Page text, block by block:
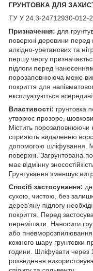
ГРУНТОВКА ДЛЯ
ТУ У 24.3-24712930-012-
Призначення: для
поверхні деревини перед
алкідно-уретанових та
першу чергу
підлоги перед
порозаповнююча може
покриття для
експлуатуються
Властивості: грунтовка
утворює прозоре,
Містить порозаповнюючи
сприяють видаленню
допомогою шліфування.
поверхні. Загрунтована
має відмінну
Грунтування зменшує
Спосіб застосування:
сухою, чистою, без
дерев’яну підлогу
покриття. Перед
перемішати. Наносити
або
кожного шару грунтовки
години. Шліфувати через
розведення